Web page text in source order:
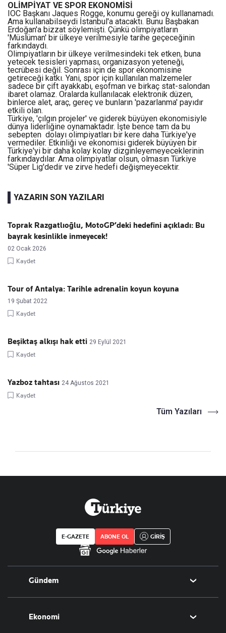
OLİMPİYAT VE SPOR EKONOMİSİ
IOC Başkanı Jaques Rogge, konumu gereği oy kullanamadı.
Ama kullanabilseydi İstanbul'a atacaktı. Bunu Başbakan
Erdoğan'a bizzat söylemişti. Çünkü olimpiyatların
'Müslüman' bir ülkeye verilmesiyle tarihe geçeceğinin
farkındaydı.
Olimpiyatların bir ülkeye verilmesindeki tek etken, buna
yetecek tesisleri yapması, organizasyon yeteneği,
tecrübesi değil. Sonrası için de spor ekonomisine
getireceği katkı. Yani, spor için kullanılan malzemeler
sadece bir çift ayakkabı, eşofman ve birkaç stat-salondan
ibaret olamaz. Oralarda kullanılacak elektronik düzen,
binlerce alet, araç, gereç ve bunların 'pazarlanma' payıdır
etkili olan.
Türkiye, 'çılgın projeler' ve giderek büyüyen ekonomisiyle
dünya liderliğine oynamaktadır. İşte bence tam da bu
sebepten dolayı olimpiyatları bir kere daha Türkiye'ye
vermediler. Etkinliği ve ekonomisi giderek büyüyen bir
Türkiye'yi bir daha kolay kolay dizginleyemeyeceklerinin
farkındaydılar. Ama olimpiyatlar olsun, olmasın Türkiye
'Süper Lig'dedir ve zirve hedefi değişmeyecektir.
YAZARIN SON YAZILARI
Toprak Razgatlıoğlu, MotoGP’deki hedefini açıkladı: Bu
bayrak kesinlikle inmeyecek!
02 Ocak 2026
Kaydet
Tour of Antalya: Tarihle adrenalin koyun koyuna
19 Şubat 2022
Kaydet
Beşiktaş alkışı hak etti 29 Eylül 2021
Kaydet
Yazboz tahtası 24 Ağustos 2021
Kaydet
Tüm Yazıları
E-GAZETE ABONE OL GİRİŞ
Gündem
Politika
Eğitim
Ekonomi